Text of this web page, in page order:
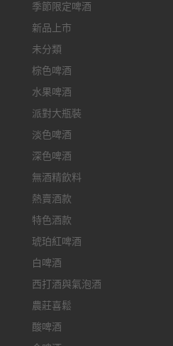
季節限定啤酒
新品上市
未分類
棕色啤酒
水果啤酒
派對大瓶裝
淡色啤酒
深色啤酒
無酒精飲料
熱賣酒款
特色酒款
琥珀紅啤酒
白啤酒
西打酒與氣泡酒
農莊喜鬆
酸啤酒